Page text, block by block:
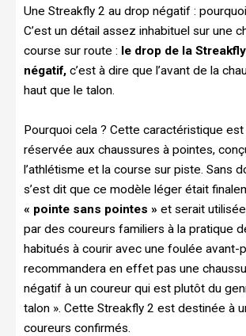
Une Streakfly 2 au drop négatif :
C’est un détail assez inhabituel sur une
course sur route : le drop de la
négatif, c’est à dire que l’avant de la
haut que le talon.
Pourquoi cela ? Cette caractéristique
réservée aux chaussures à pointes,
l’athlétisme et la course sur piste. Sans
s’est dit que ce modèle léger était
« pointe sans pointes » et serait
par des coureurs familiers à la pratique
habitués à courir avec une foulée avant-
recommandera en effet pas une
négatif à un coureur qui est plutôt du
talon ». Cette Streakfly 2 est destinée à
coureurs confirmés.